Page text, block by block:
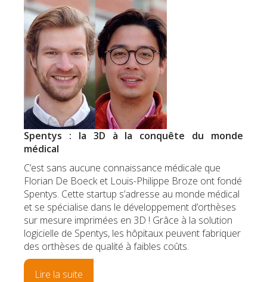
Spentys : la 3D à la conquête du monde
médical
C’est sans aucune connaissance médicale que
Florian De Boeck et Louis-Philippe Broze ont fondé
Spentys. Cette startup s’adresse au monde médical
et se spécialise dans le développement d’orthèses
sur mesure imprimées en 3D ! Grâce à la solution
logicielle de Spentys, les hôpitaux peuvent fabriquer
des orthèses de qualité à faibles coûts.
Lire la suite